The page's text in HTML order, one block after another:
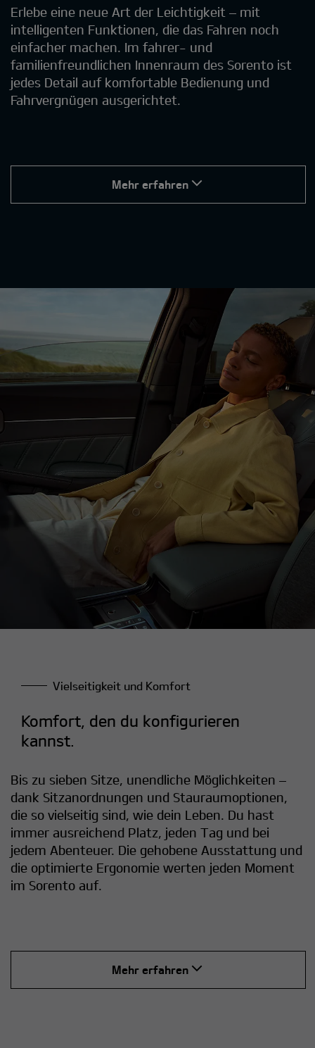
Erlebe eine neue Art der Leichtigkeit – mit
intelligenten Funktionen, die das Fahren noch
einfacher machen. Im fahrer- und
familienfreundlichen Innenraum des Sorento ist
jedes Detail auf komfortable Bedienung und
Fahrvergnügen ausgerichtet.
Mehr erfahren
Vielseitigkeit und Komfort
Komfort, den du konfigurieren
kannst.
Bis zu sieben Sitze, unendliche Möglichkeiten –
dank Sitzanordnungen und Stauraumoptionen,
die so vielseitig sind, wie dein Leben. Du hast
immer ausreichend Platz, jeden Tag und bei
jedem Abenteuer. Die gehobene Ausstattung und
die optimierte Ergonomie werten jeden Moment
im Sorento auf.
Mehr erfahren